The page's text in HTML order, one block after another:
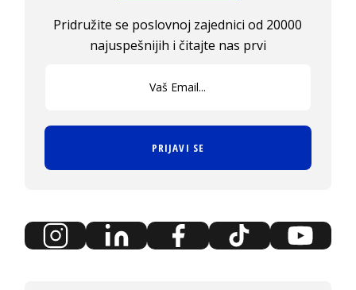
Pridružite se poslovnoj zajednici od 20000
najuspešnijih i čitajte nas prvi
PRIJAVI SE